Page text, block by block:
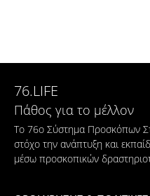
76.LIFE
Πάθος για το μέλλον
Το 76ο Σύστημα Προσκόπων
στόχο την ανάπτυξη και
μέσω προσκοπικών